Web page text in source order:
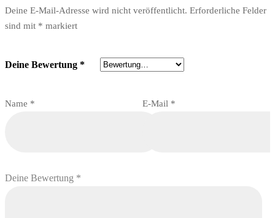
Deine E-Mail-Adresse wird nicht veröffentlicht. Erforderliche Felder
sind mit * markiert
Name * E-Mail *
Deine Bewertung *
Deine Bewertung *